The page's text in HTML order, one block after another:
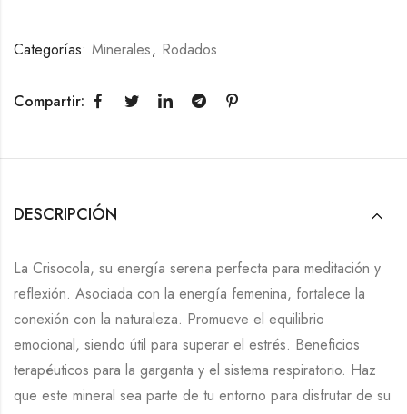
Categorías: Minerales, Rodados
Compartir:
DESCRIPCIÓN
La Crisocola, su energía serena perfecta para meditación y
reflexión. Asociada con la energía femenina, fortalece la
conexión con la naturaleza. Promueve el equilibrio
emocional, siendo útil para superar el estrés. Beneficios
terapéuticos para la garganta y el sistema respiratorio. Haz
que este mineral sea parte de tu entorno para disfrutar de su